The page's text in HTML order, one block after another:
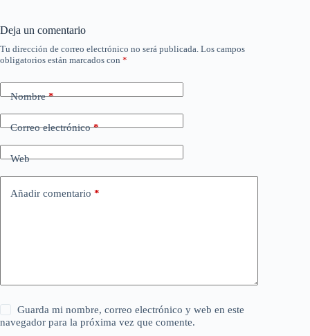
Deja un comentario
Tu dirección de correo electrónico no será publicada. Los campos
obligatorios están marcados con *
Nombre*
Correo electrónico*
Web
Añadir comentario *
Guarda mi nombre, correo electrónico y web en este
navegador para la próxima vez que comente.